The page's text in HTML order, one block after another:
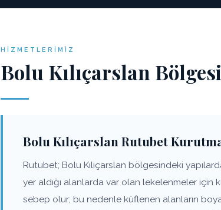
HIZMETLERIMIZ
Bolu Kılıçarslan
Bolu Kılıçarslan Rutubet
Rutubet; Bolu Kılıçarslan bölgesindeki
yer aldığı alanlarda var olan lekelenmeler için
sebep olur; bu nedenle küflenen alanların